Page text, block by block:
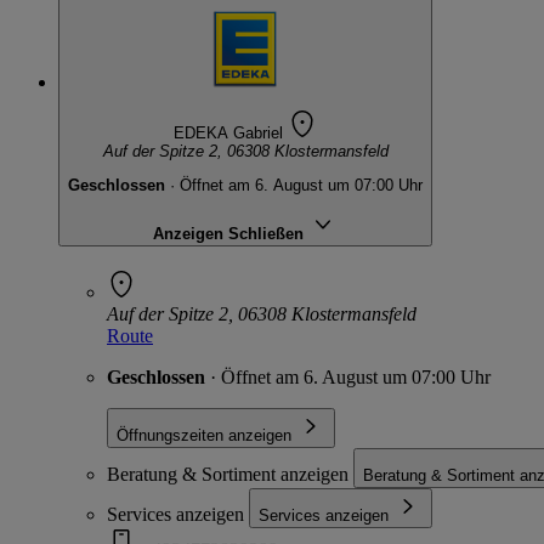
EDEKA Gabriel
Auf der Spitze 2, 06308 Klostermansfeld
Geschlossen · Öffnet am 6. August um 07:00 Uhr
Anzeigen Schließen
Auf der Spitze 2, 06308 Klostermansfeld
Route
Geschlossen · Öffnet am 6. August um 07:00 Uhr
Öffnungszeiten anzeigen
Beratung & Sortiment anzeigen Beratung & Sortiment
Services anzeigen Services anzeigen